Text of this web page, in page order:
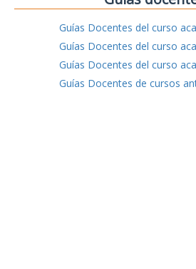
Guías Docentes del curso
Guías Docentes del curso
Guías Docentes del curso
Guías Docentes de cursos